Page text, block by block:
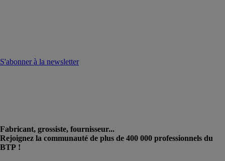
S'abonner à la newsletter
Fabricant, grossiste, fournisseur...
Rejoignez la communauté de plus de 400 000 professionnels du
BTP !